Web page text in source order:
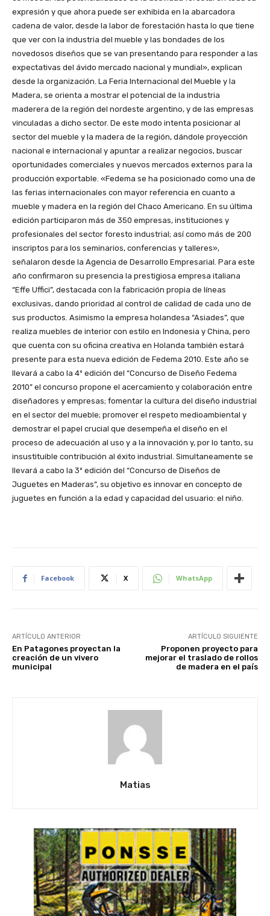
expresión y que ahora puede ser exhibida en la abarcadora
cadena de valor, desde la labor de forestación hasta lo que tiene
que ver con la industria del mueble y las bondades de los
novedosos diseños que se van presentando para responder a las
expectativas del ávido mercado nacional y mundial», explican
desde la organización. La Feria Internacional del Mueble y la
Madera, se orienta a mostrar el potencial de la industria
maderera de la región del nordeste argentino, y de las empresas
vinculadas a dicho sector. De este modo intenta posicionar al
sector del mueble y la madera de la región, dándole proyección
nacional e internacional y apuntar a realizar negocios, buscar
oportunidades comerciales y nuevos mercados externos para la
producción exportable. «Fedema se ha posicionado como una de
las ferias internacionales con mayor referencia en cuanto a
mueble y madera en la región del Chaco Americano. En su última
edición participaron más de 350 empresas, instituciones y
profesionales del sector foresto industrial; así como más de 200
inscriptos para los seminarios, conferencias y talleres»,
señalaron desde la Agencia de Desarrollo Empresarial. Para este
año confirmaron su presencia la prestigiosa empresa italiana
“Effe Uffici”, destacada con la fabricación propia de líneas
exclusivas, dando prioridad al control de calidad de cada uno de
sus productos. Asimismo la empresa holandesa “Asiades”, que
realiza muebles de interior con estilo en Indonesia y China, pero
que cuenta con su oficina creativa en Holanda también estará
presente para esta nueva edición de Fedema 2010. Este año se
llevará a cabo la 4º edición del “Concurso de Diseño Fedema
2010” el concurso propone el acercamiento y colaboración entre
diseñadores y empresas; fomentar la cultura del diseño industrial
en el sector del mueble; promover el respeto medioambiental y
demostrar el papel crucial que desempeña el diseño en el
proceso de adecuación al uso y a la innovación y, por lo tanto, su
insustituible contribución al éxito industrial. Simultaneamente se
llevará a cabo la 3º edición del “Concurso de Diseños de
Juguetes en Maderas”, su objetivo es innovar en concepto de
juguetes en función a la edad y capacidad del usuario: el niño.
Facebook X WhatsApp
ARTÍCULO ANTERIOR
En Patagones proyectan la
creación de un vivero
municipal
ARTÍCULO SIGUIENTE
Proponen proyecto para
mejorar el traslado de rollos
de madera en el país
Matias